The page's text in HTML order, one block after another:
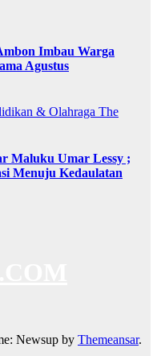
Imbau Warga
Agustus
& Olahraga The
Maluku Umar Lessy ;
Menuju Kedaulatan
Newsup by Themeansar.